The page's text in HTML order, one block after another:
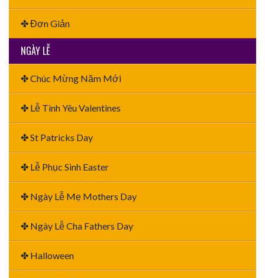
✤ Đơn Giản
NGÀY LỄ
✤ Chúc Mừng Năm Mới
✤ Lễ Tình Yêu Valentines
✤ St Patricks Day
✤ Lễ Phục Sinh Easter
✤ Ngày Lễ Mẹ Mothers Day
✤ Ngày Lễ Cha Fathers Day
✤ Halloween